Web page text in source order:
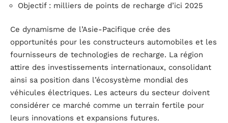
Objectif : milliers de points de recharge d’ici 2025
Ce dynamisme de l’Asie-Pacifique crée des
opportunités pour les constructeurs automobiles et les
fournisseurs de technologies de recharge. La région
attire des investissements internationaux, consolidant
ainsi sa position dans l’écosystème mondial des
véhicules électriques. Les acteurs du secteur doivent
considérer ce marché comme un terrain fertile pour
leurs innovations et expansions futures.